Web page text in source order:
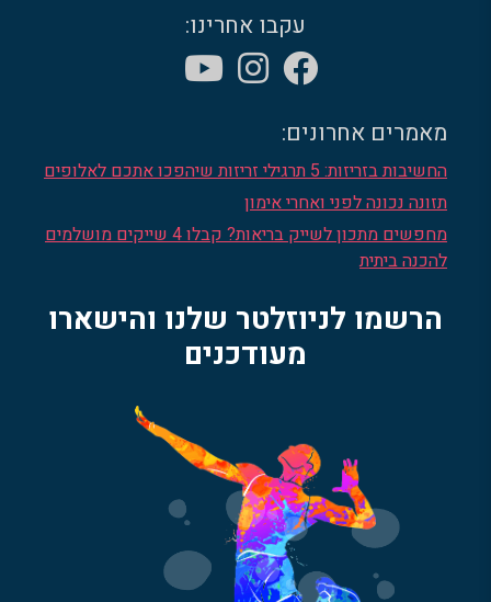
עקבו אחרינו:
מאמרים אחרונים:
החשיבות בזריזות: 5 תרגילי זריזות שיהפכו אתכם לאלופים
תזונה נכונה לפני ואחרי אימון
מחפשים מתכון לשייק בריאות? קבלו 4 שייקים מושלמים
להכנה ביתית
הרשמו לניוזלטר שלנו והישארו
מעודכנים